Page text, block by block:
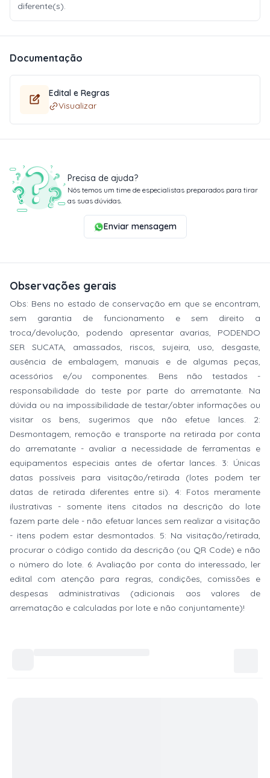
diferente(s).
Documentação
Edital e Regras
Visualizar
Precisa de ajuda?
Nós temos um time de especialistas preparados para tirar
as suas dúvidas.
Enviar mensagem
Observações gerais
Obs: Bens no estado de conservação em que se encontram,
sem garantia de funcionamento e sem direito a
troca/devolução, podendo apresentar avarias, PODENDO
SER SUCATA, amassados, riscos, sujeira, uso, desgaste,
ausência de embalagem, manuais e de algumas peças,
acessórios e/ou componentes. Bens não testados -
responsabilidade do teste por parte do arrematante. Na
dúvida ou na impossibilidade de testar/obter informações ou
visitar os bens, sugerimos que não efetue lances. 2:
Desmontagem, remoção e transporte na retirada por conta
do arrematante - avaliar a necessidade de ferramentas e
equipamentos especiais antes de ofertar lances. 3: Únicas
datas possíveis para visitação/retirada (lotes podem ter
datas de retirada diferentes entre si). 4: Fotos meramente
ilustrativas - somente itens citados na descrição do lote
fazem parte dele - não efetuar lances sem realizar a visitação
- itens podem estar desmontados. 5: Na visitação/retirada,
procurar o código contido da descrição (ou QR Code) e não
o número do lote. 6: Avaliação por conta do interessado, ler
edital com atenção para regras, condições, comissões e
despesas administrativas (adicionais aos valores de
arrematação e calculadas por lote e não conjuntamente)!